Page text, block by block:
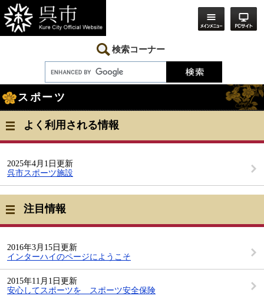
ー
ジ
の
ニ
ュ
ー
て
本
文
へ
検索コーナー
文
スポーツ
よく利用される情報
2025年4月1日更新
呉市スポーツ施設
注目情報
2016年3月15日更新
インターハイのページにようこそ
2015年11月1日更新
安心してスポーツを スポーツ安全保険